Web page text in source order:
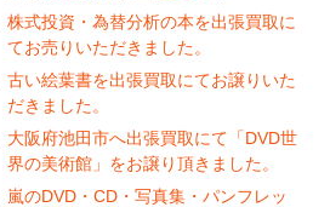
株式投資・為替分析の本を出張買取に
てお売りいただきました。
古い絵葉書を出張買取にてお譲りいた
だきました。
大阪府池田市へ出張買取にて「DVD世
界の美術館」をお譲り頂きました。
嵐のDVD・CD・写真集・パンフレッ